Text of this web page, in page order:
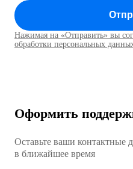
Коммутатор
Коммутаторы
Коммутатор
Коммутатор
Нажимая на «Отправить» вы
обработки персональных
Оформить
Оставьте ваши контактные
в ближайшее время